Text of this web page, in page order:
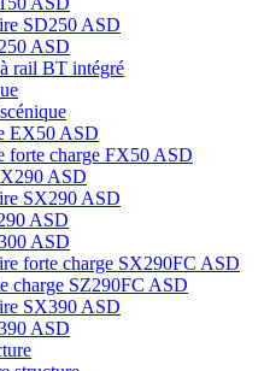
SD250 ASD
ASD
rail BT intégré
EX50 ASD
forte charge FX50 ASD
ASD
SX290 ASD
ASD
ASD
forte charge SX290FC ASD
charge SZ290FC ASD
SX390 ASD
ASD